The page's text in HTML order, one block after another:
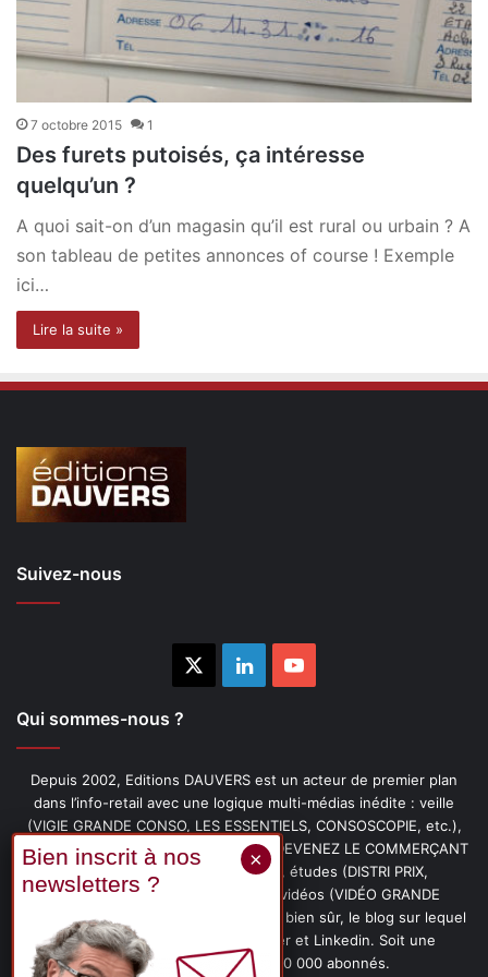
7 octobre 2015 1
Des furets putoisés, ça intéresse
quelqu’un ?
A quoi sait-on d’un magasin qu’il est rural ou urbain ? A
son tableau de petites annonces of course ! Exemple
ici…
Lire la suite »
Suivez-nous
LinkedinYouTube
Qui sommes-nous ?
Depuis 2002, Editions DAUVERS est un acteur de premier plan
dans l’info-retail avec une logique multi-médias inédite : veille
(VIGIE GRANDE CONSO, LES ESSENTIELS, CONSOSCOPIE, etc.),
livres (PENSER-CLIENT, IMAGE-PRIX, DEVENEZ LE COMMERÇANT
PRÉFÉRÉ DE VOS CLIENTS, etc.), études (DISTRI PRIX,
PROMOFLASH, DRIVE INSIGHTS), vidéos (VIDÉO GRANDE
CONSO), podcasts (CAFÉ CONSO) et, bien sûr, le blog sur lequel
vous êtes, ainsi que les fils Twitter et Linkedin. Soit une
communauté de plus de 150 000 abonnés.